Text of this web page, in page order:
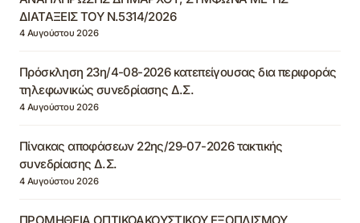
ΔΙΑΤΑΞΕΙΣ ΤΟΥ Ν.5314/2026
4 Αυγούστου 2026
Πρόσκληση 23η/4-08-2026 κατεπείγουσας δια περιφοράς
τηλεφωνικώς συνεδρίασης Δ.Σ.
4 Αυγούστου 2026
Πίνακας αποφάσεων 22ης/29-07-2026 τακτικής
συνεδρίασης Δ.Σ.
4 Αυγούστου 2026